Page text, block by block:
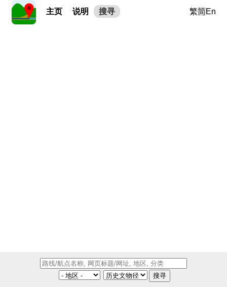
主页 说明 搜寻 繁简En
搜寻